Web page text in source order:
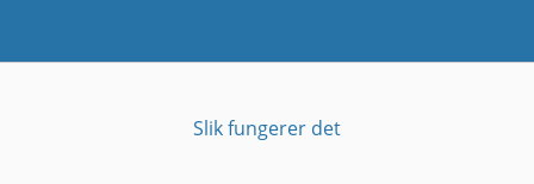
Slik fungerer det